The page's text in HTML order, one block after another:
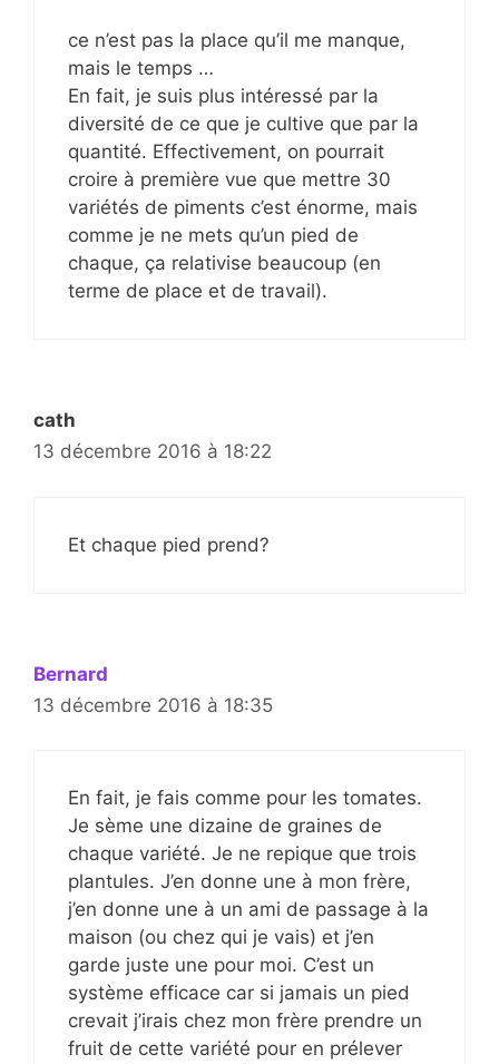
ce n’est pas la place qu’il me manque,
mais le temps …
En fait, je suis plus intéressé par la
diversité de ce que je cultive que par la
quantité. Effectivement, on pourrait
croire à première vue que mettre 30
variétés de piments c’est énorme, mais
comme je ne mets qu’un pied de
chaque, ça relativise beaucoup (en
terme de place et de travail).
cath
13 décembre 2016 à 18:22
Et chaque pied prend?
Bernard
13 décembre 2016 à 18:35
En fait, je fais comme pour les tomates.
Je sème une dizaine de graines de
chaque variété. Je ne repique que trois
plantules. J’en donne une à mon frère,
j’en donne une à un ami de passage à la
maison (ou chez qui je vais) et j’en
garde juste une pour moi. C’est un
système efficace car si jamais un pied
crevait j’irais chez mon frère prendre un
fruit de cette variété pour en prélever